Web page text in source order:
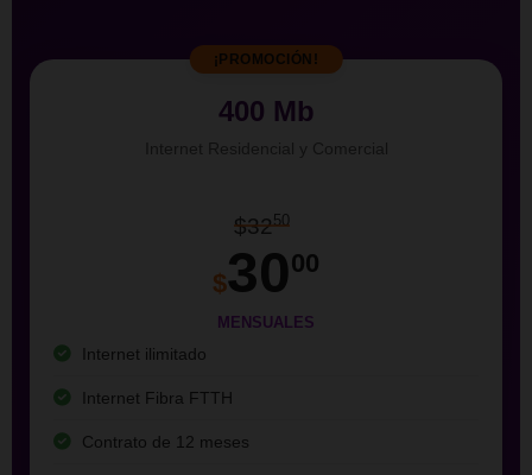
¡PROMOCIÓN!
400 Mb
$3250
$3000
MENSUALES
Internet ilimitado
Internet Fibra FTTH
Contrato de 12 meses